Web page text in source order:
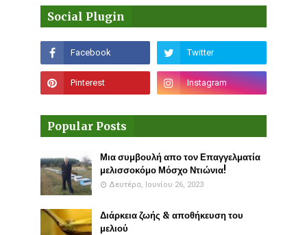
Social Plugin
Popular Posts
Μια συμβουλή απο τον Επαγγελματία
μελισσοκόμο Μόσχο Ντιώνια!
Δευτέρα, Ιουνίου 26, 2023
Διάρκεια ζωής & αποθήκευση του
μελιού